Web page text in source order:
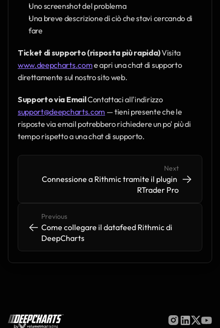
Uno screenshot del problema
Una breve descrizione di ciò che stavi cercando di
fare
Ticket di supporto (risposta più rapida)
Visita
www.deepcharts.com e apri una chat di supporto
direttamente sul nostro sito web.
Supporto via Email
Contattaci all'indirizzo
support@deepcharts.com — tieni presente che le
risposte via email potrebbero richiedere un po' più di
tempo rispetto a una chat di supporto.
<- <-
Previous
Come collegare il datafeed Rithmic di
DeepCharts
Next
Connessione a Rithmic tramite il plugin
RTrader Pro
-> ->
by